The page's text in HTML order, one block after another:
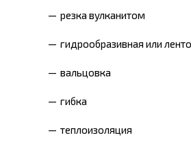
резка вулканитом
гидрообразивная или
вальцовка
гибка
теплоизоляция